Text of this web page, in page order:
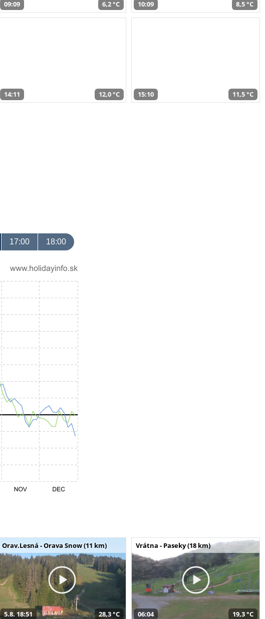
09:09 6,2 °C 10:09 8,5 °C
14:11 12,0 °C 15:10 11,5 °C
17:00 18:00
Orav.Lesná - Orava Snow (11 km)
5.8. 18:51 28,3 °C
Vrátna - Paseky (18 km)
06:04 19,3 °C